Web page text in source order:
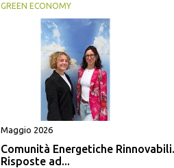
GREEN ECONOMY
Maggio 2026
Comunità Energetiche Rinnovabili.
Risposte ad...